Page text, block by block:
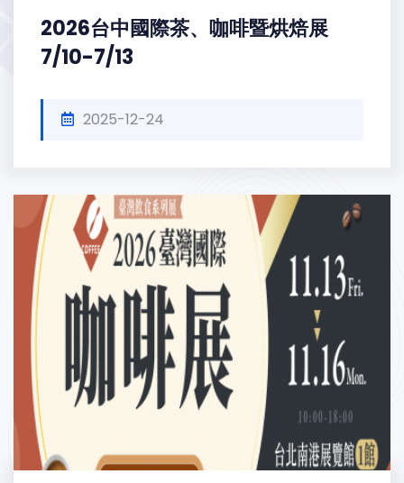
2026台中國際茶、咖啡暨烘焙展
7/10-7/13
2025-12-24